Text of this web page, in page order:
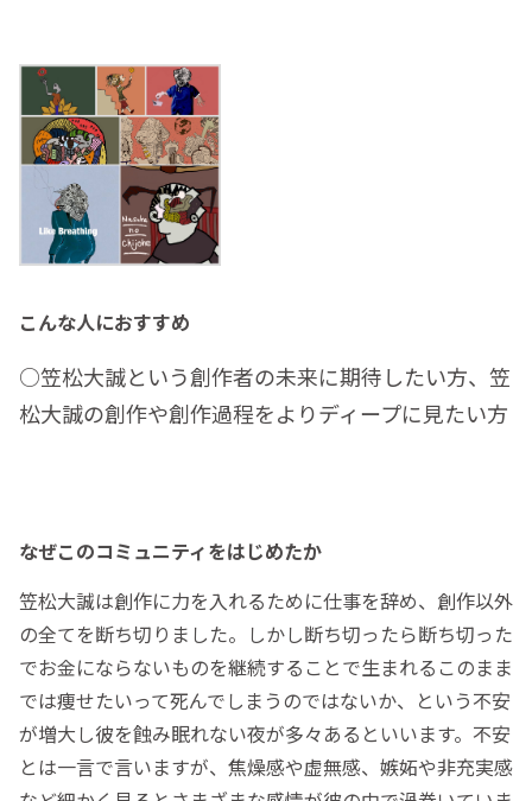
こんな人におすすめ
○笠松大誠という創作者の未来に期待したい方、笠
松大誠の創作や創作過程をよりディープに見たい方
なぜこのコミュニティをはじめたか
笠松大誠は創作に力を入れるために仕事を辞め、創作以外
の全てを断ち切りました。しかし断ち切ったら断ち切った
でお金にならないものを継続することで生まれるこのまま
では痩せたいって死んでしまうのではないか、という不安
が増大し彼を蝕み眠れない夜が多々あるといいます。不安
とは一言で言いますが、焦燥感や虚無感、嫉妬や非充実感